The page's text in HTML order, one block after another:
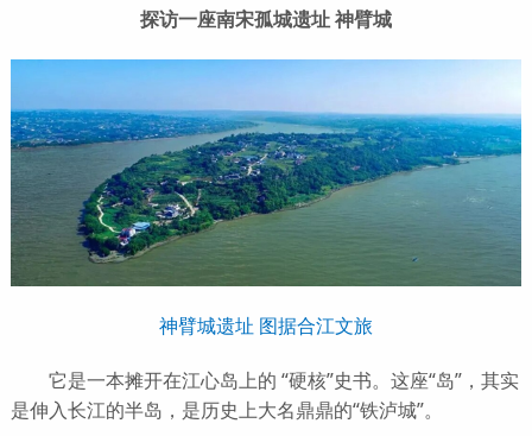
探访一座南宋孤城遗址 神臂城
神臂城遗址 图据合江文旅
它是一本摊开在江心岛上的 “硬核”史书。这座“岛”，其实
是伸入长江的半岛，是历史上大名鼎鼎的“铁泸城”。